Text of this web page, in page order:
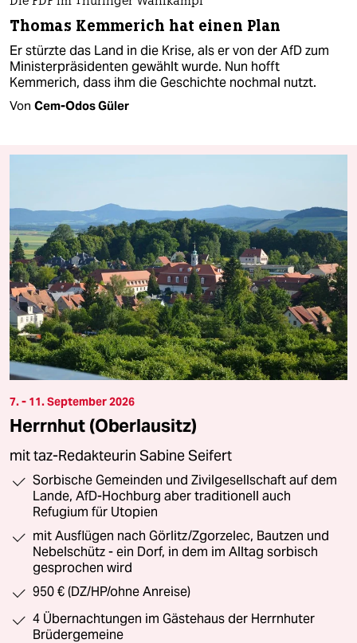
Thomas Kemmerich hat einen Plan
Er stürzte das Land in die Krise, als er von der AfD zum
Ministerpräsidenten gewählt wurde. Nun hofft
Kemmerich, dass ihm die Geschichte nochmal nutzt.
Von Cem-Odos Güler
7. - 11. September 2026
Herrnhut (Oberlausitz)
mit taz-Redakteurin Sabine Seifert
Sorbische Gemeinden und Zivilgesellschaft auf dem
Lande, AfD-Hochburg aber traditionell auch
Refugium für Utopien
mit Ausflügen nach Görlitz/Zgorzelec, Bautzen und
Nebelschütz - ein Dorf, in dem im Alltag sorbisch
gesprochen wird
950 € (DZ/HP/ohne Anreise)
4 Übernachtungen im Gästehaus der Herrnhuter
Brüdergemeine